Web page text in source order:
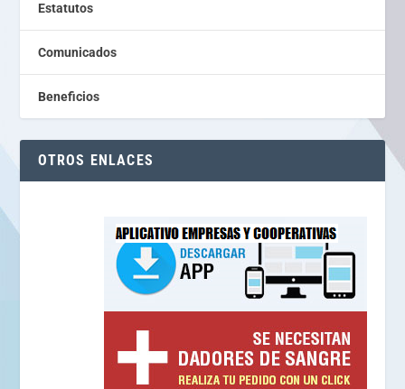
Estatutos
Comunicados
Beneficios
OTROS ENLACES